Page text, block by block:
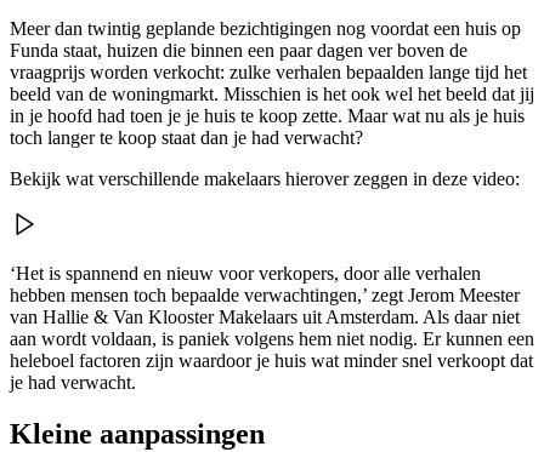
Meer dan twintig geplande bezichtigingen nog voordat een huis op
Funda staat, huizen die binnen een paar dagen ver boven de
vraagprijs worden verkocht: zulke verhalen bepaalden lange tijd het
beeld van de woningmarkt. Misschien is het ook wel het beeld dat jij
in je hoofd had toen je je huis te koop zette. Maar wat nu als je huis
toch langer te koop staat dan je had verwacht?
Bekijk wat verschillende makelaars hierover zeggen in deze video:
‘Het is spannend en nieuw voor verkopers, door alle verhalen
hebben mensen toch bepaalde verwachtingen,’ zegt Jerom Meester
van Hallie & Van Klooster Makelaars uit Amsterdam. Als daar niet
aan wordt voldaan, is paniek volgens hem niet nodig. Er kunnen een
heleboel factoren zijn waardoor je huis wat minder snel verkoopt dat
je had verwacht.
Kleine aanpassingen